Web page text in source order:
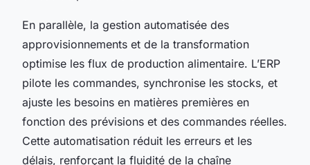
En parallèle, la gestion automatisée des
approvisionnements et de la transformation
optimise les flux de production alimentaire. L’ERP
pilote les commandes, synchronise les stocks, et
ajuste les besoins en matières premières en
fonction des prévisions et des commandes réelles.
Cette automatisation réduit les erreurs et les
délais, renforçant la fluidité de la chaîne